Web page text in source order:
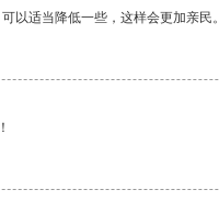
以适当降低一些，这样会更加亲民。